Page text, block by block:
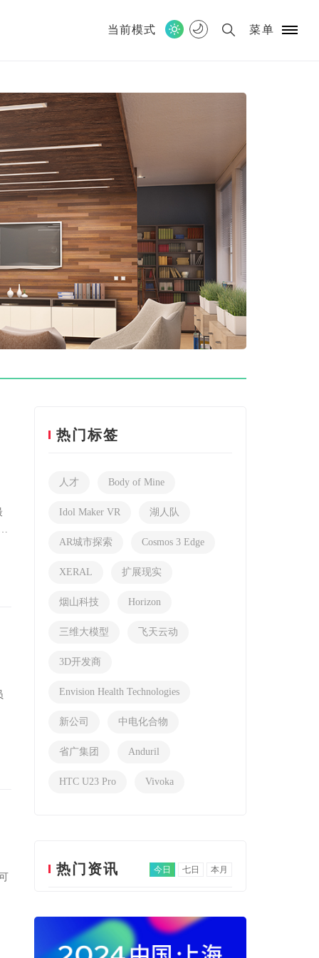
当前模式 菜单
热门标签
人才 Body of Mine
Idol Maker VR 湖人队
AR城市探索 Cosmos 3 Edge
XERAL 扩展现实
烟山科技 Horizon
三维大模型 飞天云动
3D开发商
Envision Health Technologies
新公司 中电化合物
省广集团 Anduril
HTC U23 Pro Vivoka
热门资讯 今日 七日 本月